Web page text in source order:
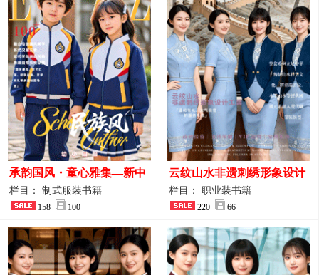
承韵国风・童心雅集—新中
式民族风小学与幼儿园全套
校服定制图鉴
栏目： 制式服装书籍
158 100
云纹山水非遗刺绣形象设计
工装｜会议礼仪接待人员制
服画册
栏目： 职业装书籍
220 66